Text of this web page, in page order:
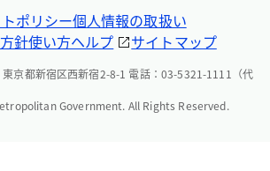
ポリシー個人情報の取扱い
針使い方ヘルプ サイトマップ
京都新宿区西新宿2-8-1 電話：03-5321-1111（代
Government. All Rights Reserved.